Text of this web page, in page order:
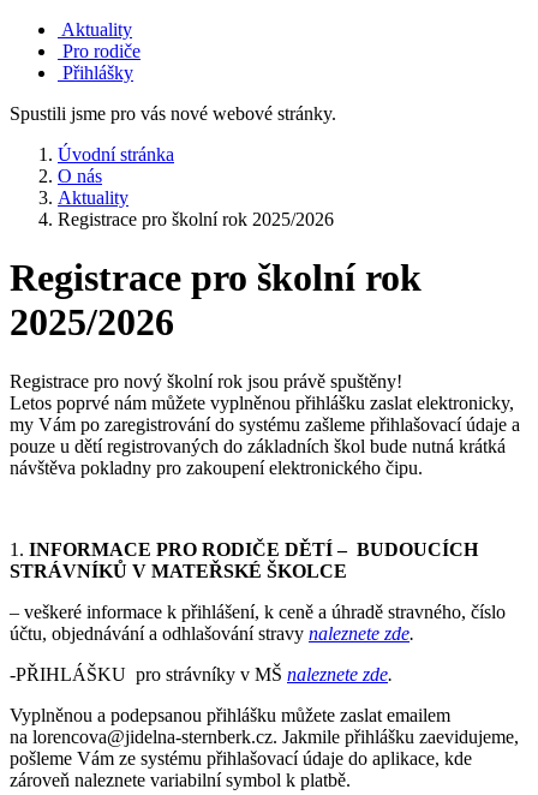
Aktuality
Pro rodiče
Přihlášky
Spustili jsme pro vás nové webové stránky.
Úvodní stránka
O nás
Aktuality
Registrace pro školní rok 2025/2026
Registrace pro školní rok
2025/2026
Registrace pro nový školní rok jsou právě spuštěny!
Letos poprvé nám můžete vyplněnou přihlášku zaslat elektronicky,
my Vám po zaregistrování do systému zašleme přihlašovací údaje a
pouze u dětí registrovaných do základních škol bude nutná krátká
návštěva pokladny pro zakoupení elektronického čipu.
1. INFORMACE PRO RODIČE DĚTÍ – BUDOUCÍCH
STRÁVNÍKŮ V MATEŘSKÉ ŠKOLCE
– veškeré informace k přihlášení, k ceně a úhradě stravného, číslo
účtu, objednávání a odhlašování stravy naleznete zde.
-PŘIHLÁŠKU pro strávníky v MŠ naleznete zde.
Vyplněnou a podepsanou přihlášku můžete zaslat emailem
na lorencova@jidelna-sternberk.cz. Jakmile přihlášku zaevidujeme,
pošleme Vám ze systému přihlašovací údaje do aplikace, kde
zároveň naleznete variabilní symbol k platbě.